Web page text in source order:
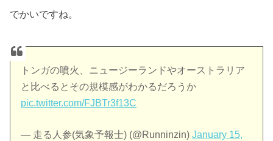
でかいですね。
トンガの噴火、ニュージーランドやオーストラリア
と比べるとその規模感がわかるだろうか
pic.twitter.com/FJBTr3f13C
— 走る人参(気象予報士) (@Runninzin)January 15,